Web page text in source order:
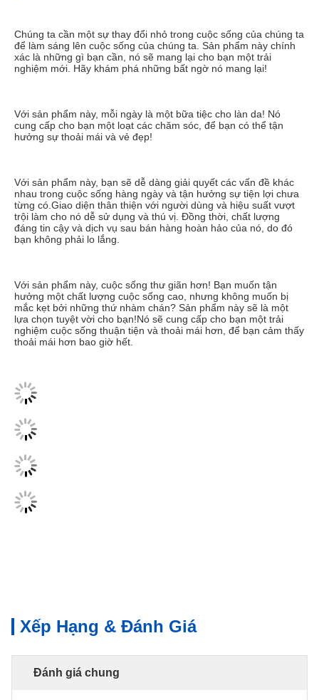
Chúng ta cần một sự thay đổi nhỏ trong cuộc sống của chúng ta
để làm sáng lên cuộc sống của chúng ta. Sản phẩm này chính
xác là những gì bạn cần, nó sẽ mang lại cho bạn một trải
nghiệm mới. Hãy khám phá những bất ngờ nó mang lại!
Với sản phẩm này, mỗi ngày là một bữa tiệc cho làn da! Nó
cung cấp cho bạn một loạt các chăm sóc, để bạn có thể tận
hưởng sự thoải mái và vẻ đẹp!
Với sản phẩm này, bạn sẽ dễ dàng giải quyết các vấn đề khác
nhau trong cuộc sống hàng ngày và tận hưởng sự tiện lợi chưa
từng có.Giao diện thân thiện với người dùng và hiệu suất vượt
trội làm cho nó dễ sử dụng và thú vị. Đồng thời, chất lượng
đáng tin cậy và dịch vụ sau bán hàng hoàn hảo của nó, do đó
bạn không phải lo lắng.
Với sản phẩm này, cuộc sống thư giãn hơn! Bạn muốn tận
hưởng một chất lượng cuộc sống cao, nhưng không muốn bị
mắc kẹt bởi những thứ nhàm chán? Sản phẩm này sẽ là một
lựa chọn tuyệt vời cho bạn!Nó sẽ cung cấp cho bạn một trải
nghiệm cuộc sống thuận tiện và thoải mái hơn, để bạn cảm thấy
thoải mái hơn bao giờ hết.
Xếp Hạng & Đánh Giá
Đánh giá chung